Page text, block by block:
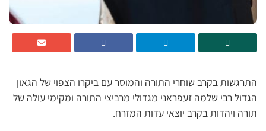
התרגשות בקרב שוחרי התורה והמוסר עם ביקרו הצפוי של הגאון
הגדול רבי שלמה זעפראני מגדולי מרביצי התורה ומקימי עולה של
תורה ויהדות בקרב יוצאי עדות המזרח.